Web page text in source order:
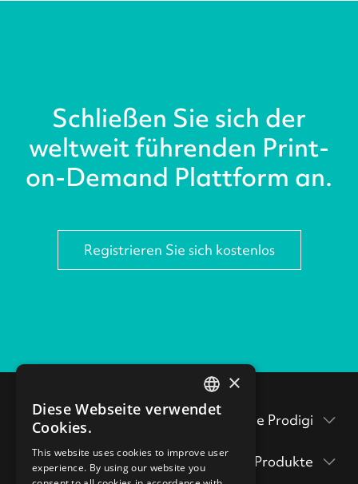
Schließen Sie sich der
weltweit führenden Print-
on-Demand Plattform an.
Registrieren Sie sich kostenlos
Testen Sie Prodigi
Produkte
ENGLISH
×
Diese Webseite verwendet
Cookies.
This website uses cookies to improve user
experience. By using our website you